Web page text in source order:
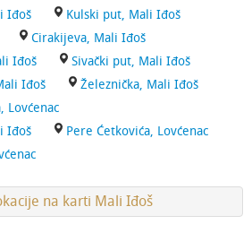
Iđoš
Kulski put, Mali Iđoš
Cirakijeva, Mali Iđoš
Iđoš
Sivački put, Mali Iđoš
Iđoš
Železnička, Mali Iđoš
Lovćenac
Iđoš
Pere Ćetkovića, Lovćenac
na karti Mali Iđoš